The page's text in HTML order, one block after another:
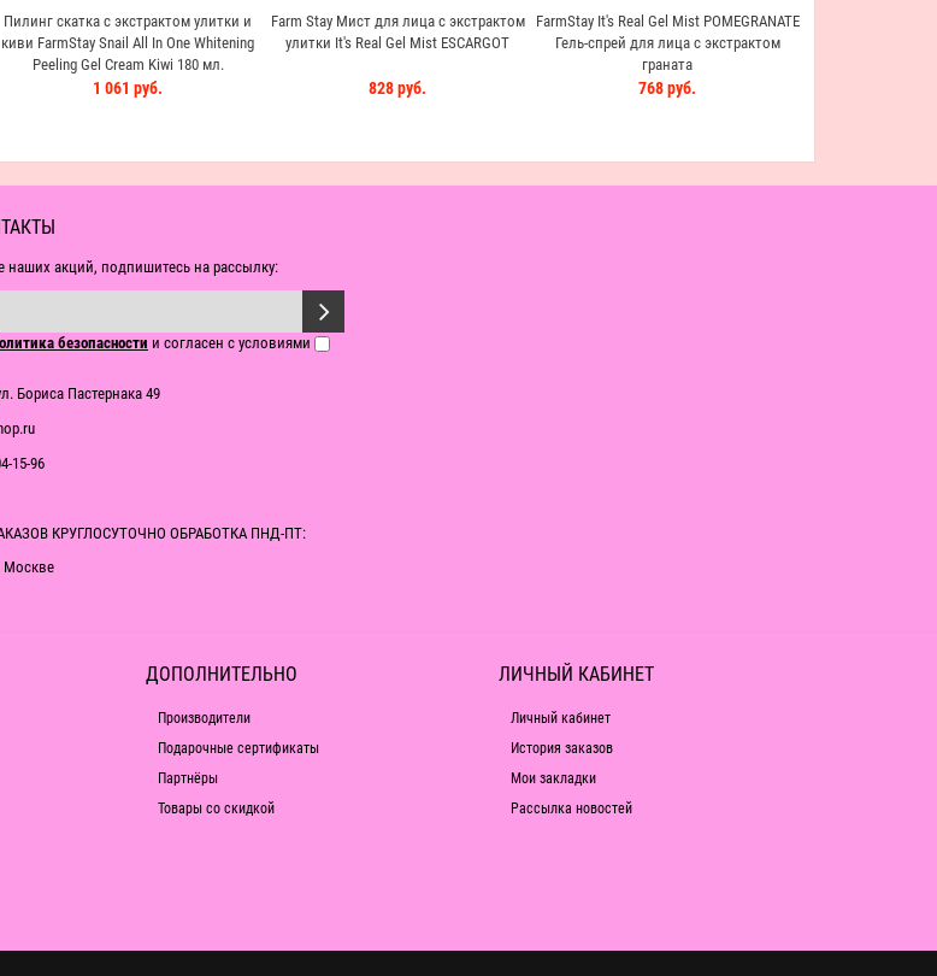
Пилинг скатка с экстрактом улитки и
киви FarmStay Snail All In One Whitening
Peeling Gel Cream Kiwi 180 мл.
1 061 руб.
Farm Stay Мист для лица с экстрактом
улитки It's Real Gel Mist ESCARGOT
828 руб.
FarmStay It's Real Gel Mist POMEGRANATE
Гель-спрей для лица с экстрактом
граната
768 руб.
наших акций, подпишитесь на рассылку:
безопасности и согласен с условиями
Бориса Пастернака 49
15-96
КРУГЛОСУТОЧНО ОБРАБОТКА ПНД-ПТ:
Москве
ДОПОЛНИТЕЛЬНО
Производители
Подарочные сертификаты
Партнёры
Товары со скидкой
ЛИЧНЫЙ КАБИНЕТ
Личный кабинет
История заказов
Мои закладки
Рассылка новостей